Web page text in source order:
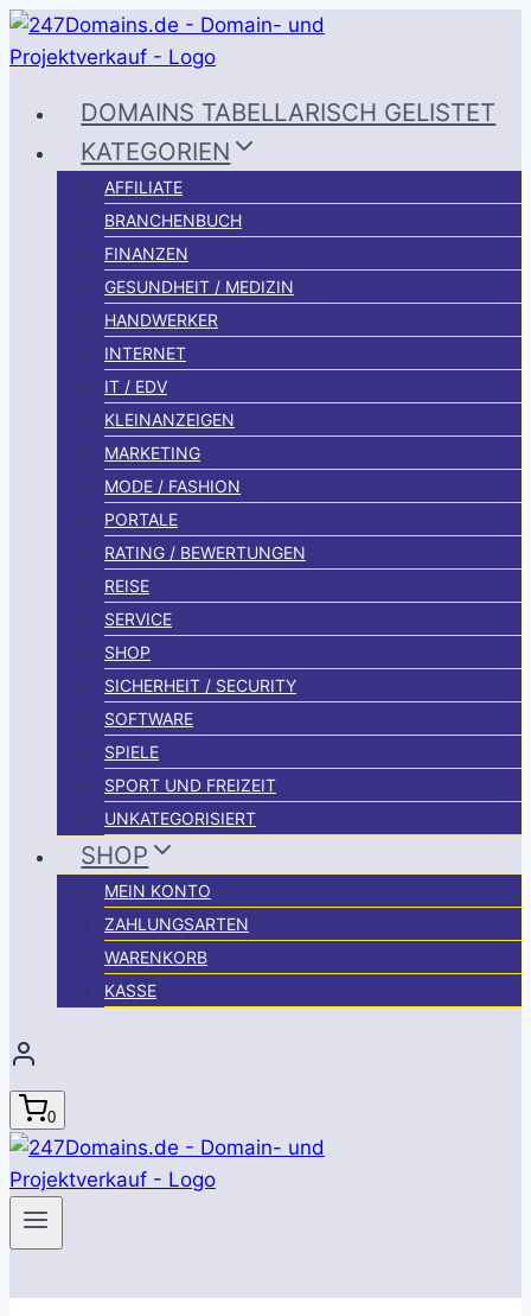
Zum
Inhalt
DOMAINS TABELLARISCH GELISTET
KATEGORIEN
AFFILIATE
BRANCHENBUCH
FINANZEN
GESUNDHEIT / MEDIZIN
HANDWERKER
INTERNET
IT / EDV
KLEINANZEIGEN
MARKETING
MODE / FASHION
PORTALE
RATING / BEWERTUNGEN
REISE
SERVICE
SHOP
SICHERHEIT / SECURITY
SOFTWARE
SPIELE
SPORT UND FREIZEIT
UNKATEGORISIERT
SHOP
MEIN KONTO
ZAHLUNGSARTEN
WARENKORB
KASSE
0